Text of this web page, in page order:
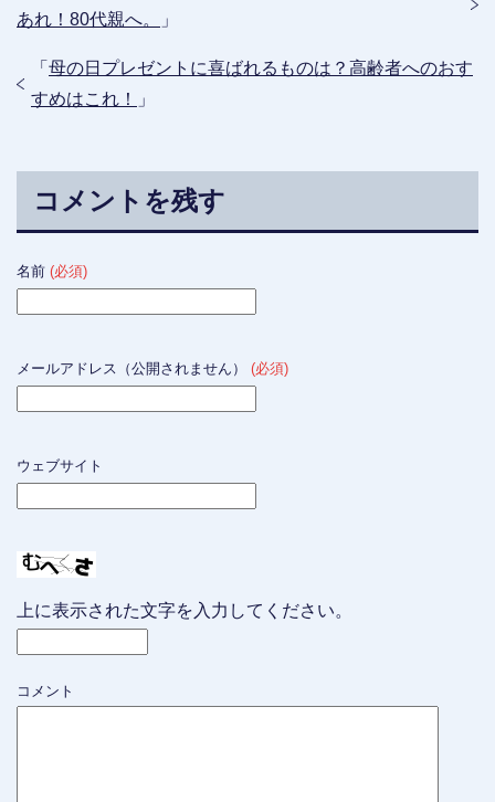
あれ！80代親へ。
」
「 母の日プレゼントに喜ばれるものは？高齢者へのおす
すめはこれ！
」
コメントを残す
名前 (必須)
メールアドレス（公開されません） (必須)
ウェブサイト
上に表示された文字を入力してください。
コメント